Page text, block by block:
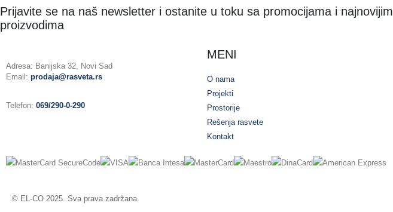
Prijavite se na naš newsletter i ostanite u toku sa promocijama i najnovijim
proizvodima
Adresa: Banijska 32, Novi Sad
Email: prodaja@rasveta.rs
Telefon: 069/290-0-290
MENI
O nama
Projekti
Prostorije
Rešenja rasvete
Kontakt
© EL-CO 2025. Sva prava zadržana.